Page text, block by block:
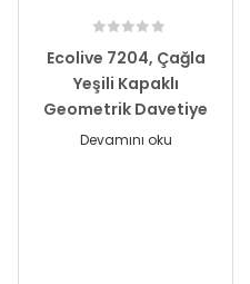
Ecolive 7204, Çağla
Yeşili Kapaklı
Geometrik Davetiye
Devamını oku